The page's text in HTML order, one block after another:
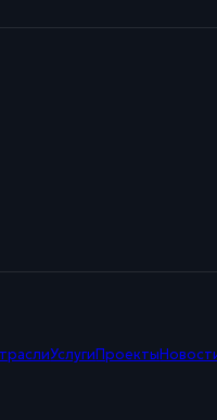
УслугиПроекты